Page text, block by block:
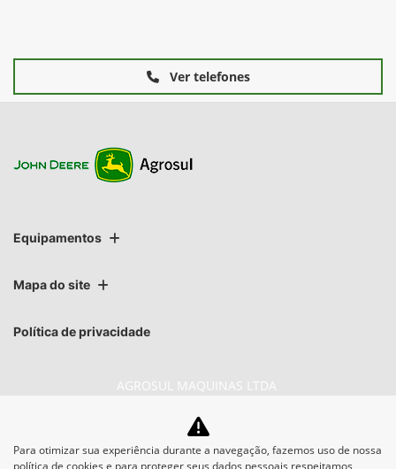
Ver telefones
Equipamentos
Mapa do site
Política de privacidade
AGROSUL MAQUINAS LTDA
CNPJ: 40.512.337/0001-00
Para otimizar sua experiência durante a navegação, fazemos uso de nossa
política de cookies e para proteger seus dados pessoais respeitamos